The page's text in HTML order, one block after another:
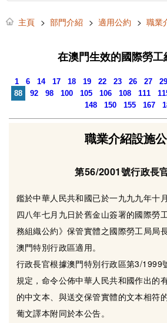
主頁 > 部門介紹 > 適用公約 > 職業
在澳門生效的國際勞工
1 6 14 17 18 19 22 23 26 27 29
88
92 98 100 105 106 108 111
148
150 155 167
職業介紹設施
第56/2001號行政長
鑑於中華人民共和國已於一九九九年十
四八年七月九日於舊金山簽署的國際勞
務組織公約》保管實體之國際勞工局局
澳門特別行政區適用。
行政長官根據澳門特別行政區第3/1999
規定，命令公佈中華人民共和國作出的
的中文本、與送交保管實體的文本相符
葡文譯本附同於本公告。